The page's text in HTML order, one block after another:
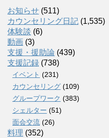
お知らせ (511)
カウンセリング日記 (1,535)
体験談 (6)
動画 (3)
支援・援助論 (439)
支援記録 (738)
イベント (231)
カウンセリング (109)
グループワーク (383)
シェルター (51)
面会交流 (26)
料理 (352)